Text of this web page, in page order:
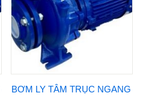
BƠM LY TÂM TRỤC NGANG